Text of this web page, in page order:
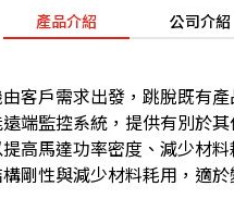
產品介紹 公司介紹
客戶需求出發，跳脫既有
端監控系統，提供有別於
高馬達功率密度、減少材
剛性與減少材料耗用，適